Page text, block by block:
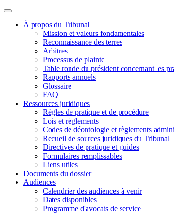
À propos du Tribunal
Mission et valeurs fondamentales
Reconnaissance des terres
Arbitres
Processus de plainte
Table ronde du président concernant les
Rapports annuels
Glossaire
FAQ
Ressources juridiques
Règles de pratique et de procédure
Lois et règlements
Codes de déontologie et règlements
Recueil de sources juridiques du Tribunal
Directives de pratique et guides
Formulaires remplissables
Liens utiles
Documents du dossier
Audiences
Calendrier des audiences à venir
Dates disponibles
Programme d'avocats de service